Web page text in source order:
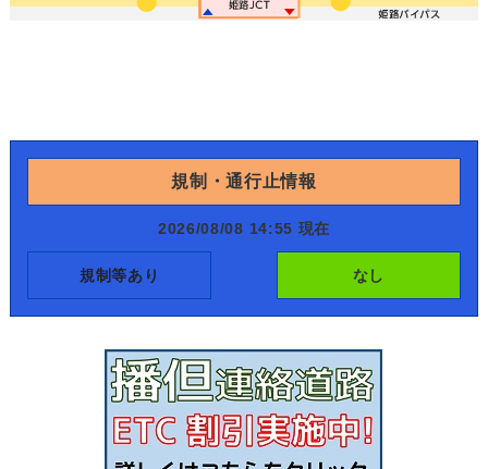
規制・通行止情報
2026/08/08 14:55 現在
規制等あり なし